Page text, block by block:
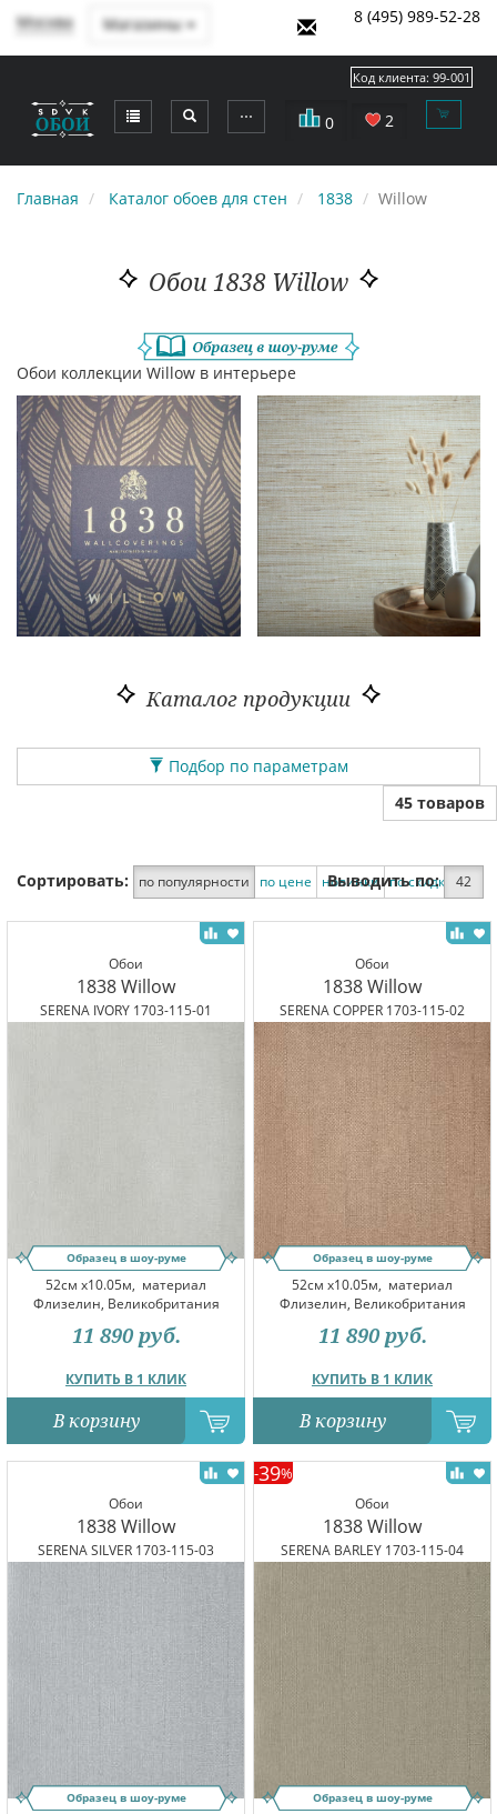
Москва Магазины 8 (495) 989-52-28
⋯ 0 2
Код клиента: 99-001
Главная Каталог обоев для стен 1838 Willow
Обои 1838 Willow
Обои коллекции Willow в интерьере
Каталог продукции
Подбор по параметрам
45 товаров
Сортировать: по популярности по цене новинки по скидке
Выводить по: 42
Обои
1838 Willow
SERENA IVORY 1703-115-01
Образец в шоу-руме
52см x10.05м, материал
Флизелин, Великобритания
КУПИТЬ В 1 КЛИК
11 890 руб.
В корзину
Обои
1838 Willow
SERENA COPPER 1703-115-02
Образец в шоу-руме
52см x10.05м, материал
Флизелин, Великобритания
КУПИТЬ В 1 КЛИК
11 890 руб.
В корзину
Обои
1838 Willow
SERENA SILVER 1703-115-03
Образец в шоу-руме
Обои
1838 Willow
SERENA BARLEY 1703-115-04
-39%
Образец в шоу-руме